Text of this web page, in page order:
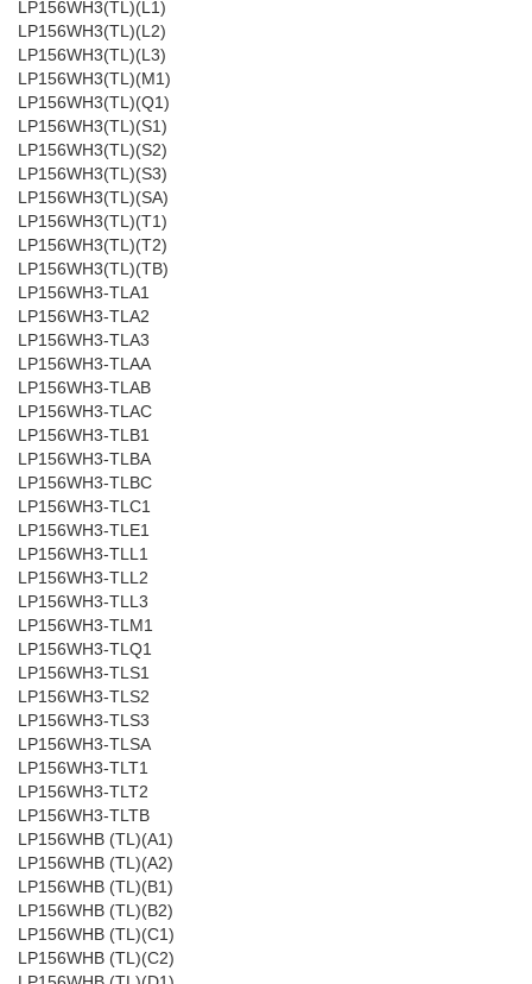
LP156WH3(TL)(L1)
LP156WH3(TL)(L2)
LP156WH3(TL)(L3)
LP156WH3(TL)(M1)
LP156WH3(TL)(Q1)
LP156WH3(TL)(S1)
LP156WH3(TL)(S2)
LP156WH3(TL)(S3)
LP156WH3(TL)(SA)
LP156WH3(TL)(T1)
LP156WH3(TL)(T2)
LP156WH3(TL)(TB)
LP156WH3-TLA1
LP156WH3-TLA2
LP156WH3-TLA3
LP156WH3-TLAA
LP156WH3-TLAB
LP156WH3-TLAC
LP156WH3-TLB1
LP156WH3-TLBA
LP156WH3-TLBC
LP156WH3-TLC1
LP156WH3-TLE1
LP156WH3-TLL1
LP156WH3-TLL2
LP156WH3-TLL3
LP156WH3-TLM1
LP156WH3-TLQ1
LP156WH3-TLS1
LP156WH3-TLS2
LP156WH3-TLS3
LP156WH3-TLSA
LP156WH3-TLT1
LP156WH3-TLT2
LP156WH3-TLTB
LP156WHB (TL)(A1)
LP156WHB (TL)(A2)
LP156WHB (TL)(B1)
LP156WHB (TL)(B2)
LP156WHB (TL)(C1)
LP156WHB (TL)(C2)